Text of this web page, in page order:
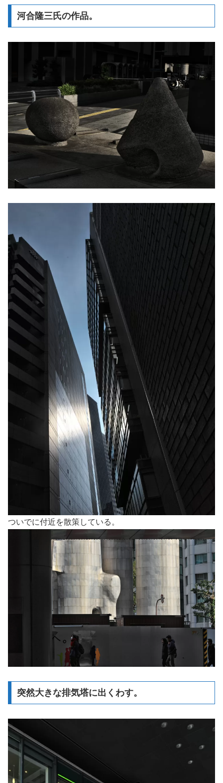
河合隆三氏の作品。
ついでに付近を散策している。
突然大きな排気塔に出くわす。